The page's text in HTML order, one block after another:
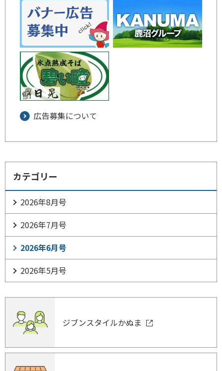
広告募集について
カテゴリー
2026年8月号
2026年7月号
2026年6月号
2026年5月号
ジブンスタイルかぬま